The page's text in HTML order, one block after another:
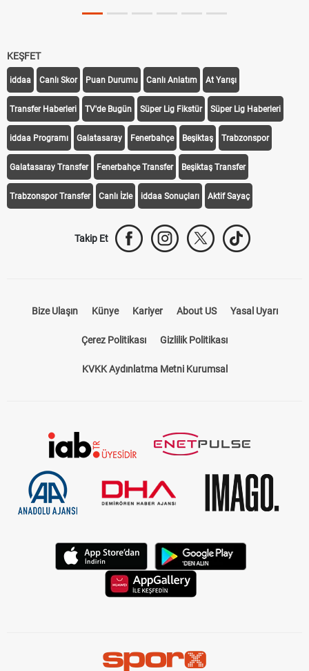
KEŞFET
iddaa Canlı Skor Puan Durumu Canlı Anlatım At Yarışı
Transfer Haberleri TV'de Bugün Süper Lig Fikstür Süper Lig Haberleri
iddaa Programı Galatasaray Fenerbahçe Beşiktaş Trabzonspor
Galatasaray Transfer Fenerbahçe Transfer Beşiktaş Transfer
Trabzonspor Transfer Canlı İzle iddaa Sonuçları Aktif Sayaç